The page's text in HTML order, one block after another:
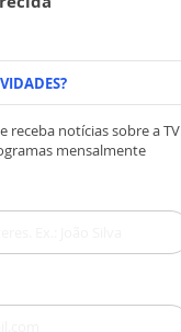
receba notícias sobre a TV
mensalmente